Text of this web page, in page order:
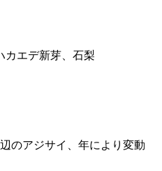
カエデ新芽、石梨
のアジサイ、年により変動